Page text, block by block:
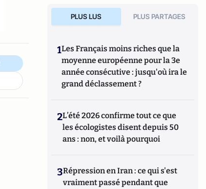
PLUS LUS PLUS PARTAGES
1Les Français moins riches que la
moyenne européenne pour la 3e
année consécutive : jusqu'où ira le
grand déclassement ?
2L’été 2026 confirme tout ce que
les écologistes disent depuis 50
ans : non, et voilà pourquoi
3Répression en Iran : ce qui s'est
vraiment passé pendant que